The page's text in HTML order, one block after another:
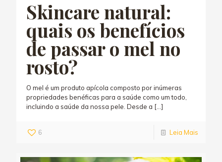
Skincare natural:
quais os benefícios
de passar o mel no
rosto?
O mel é um produto apícola composto por inúmeras
propriedades benéficas para a saúde como um todo,
incluindo a saúde da nossa pele. Desde a […]
6 Leia Mais